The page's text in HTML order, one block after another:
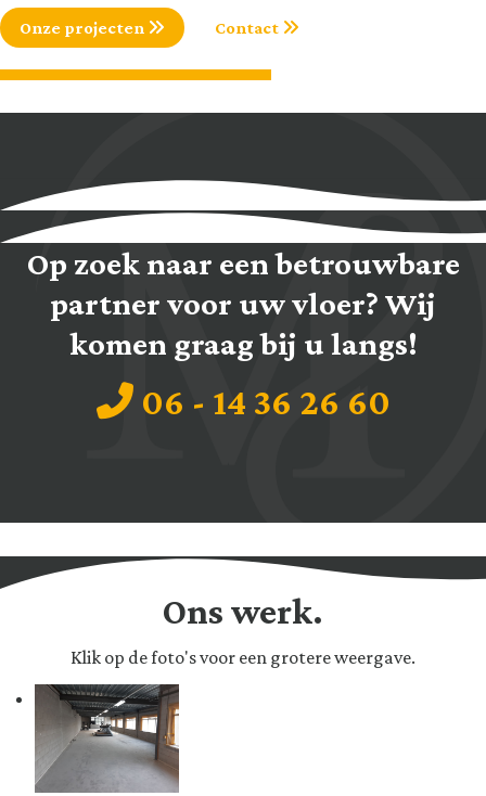
Onze projecten Contact
Op zoek naar een betrouwbare
partner voor uw vloer? Wij
komen graag bij u langs!
06 - 14 36 26 60
Ons werk.
Klik op de foto's voor een grotere weergave.